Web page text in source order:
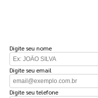
Digite seu nome
Digite seu email
Digite seu telefone